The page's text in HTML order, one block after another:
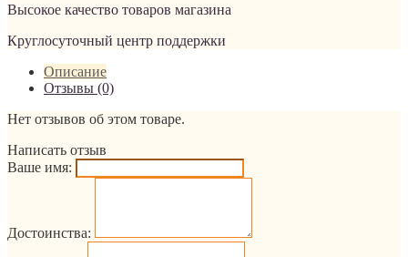
Высокое качество товаров магазина
Круглосуточный центр поддержки
Описание
Отзывы (0)
Нет отзывов об этом товаре.
Написать отзыв
Ваше имя:
Достоинства: